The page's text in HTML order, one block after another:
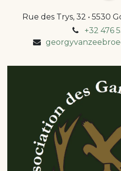
Rue des Trys, 32 • 5530
+32 476